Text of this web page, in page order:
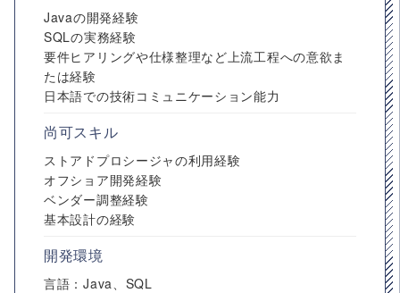
Javaの開発経験
SQLの実務経験
要件ヒアリングや仕様整理など上流工程への意欲ま
たは経験
日本語での技術コミュニケーション能力
尚可スキル
ストアドプロシージャの利用経験
オフショア開発経験
ベンダー調整経験
基本設計の経験
開発環境
言語：Java、SQL